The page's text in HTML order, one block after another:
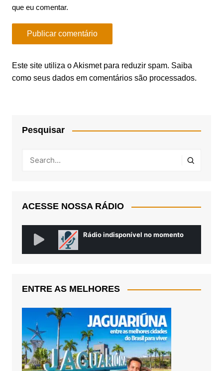
que eu comentar.
Este site utiliza o Akismet para reduzir spam. Saiba
como seus dados em comentários são processados.
Pesquisar
ACESSE NOSSA RÁDIO
ENTRE AS MELHORES